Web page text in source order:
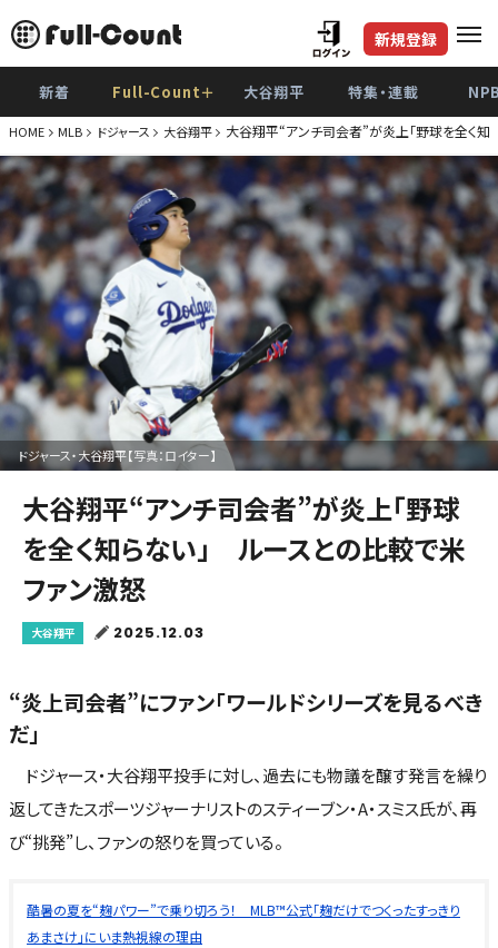
新規登録
新着 Full-Count＋ 大谷翔平 特集・連載
HOME MLB ドジャース 大谷翔平 大谷翔平“アンチ司会者”が炎上「野球を全く
ドジャース・大谷翔平【写真：ロイター】
大谷翔平“アンチ司会者”が炎上「野球
を全く知らない」 ルースとの比較で米
ファン激怒
大谷翔平 2025.12.03
“炎上司会者”にファン「ワールドシリーズを見るべき
だ」
ドジャース・大谷翔平投手に対し、過去にも物議を醸す発言を繰り
返してきたスポーツジャーナリストのスティーブン・A・スミス氏が、再
び“挑発”し、ファンの怒りを買っている。
酷暑の夏を“麹パワー”で乗り切ろう！ MLB™公式「麹だけでつくったすっきり
あまさけ」にいま熱視線の理由